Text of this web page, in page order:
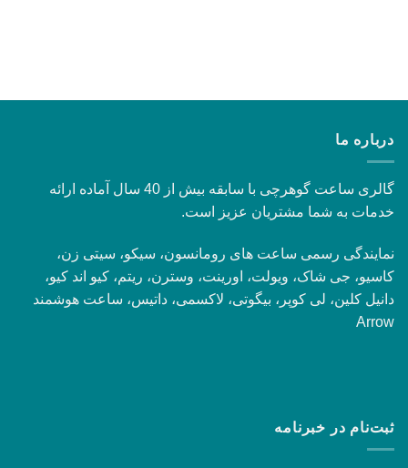
درباره ما
گالری ساعت گوهرچی با سابقه بیش از 40 سال آماده ارائه
خدمات به شما مشتریان عزیز است.
نمایندگی رسمی ساعت های رومانسون، سیکو، سیتی زن،
کاسیو، جی شاک، ویولت، اورینت، وسترن، ریتم، کیو اند کیو،
دانیل کلین، لی کوپر، بیگوتی، لاکسمی، داتیس، ساعت هوشمند
Arrow
ثبت‌نام در خبرنامه